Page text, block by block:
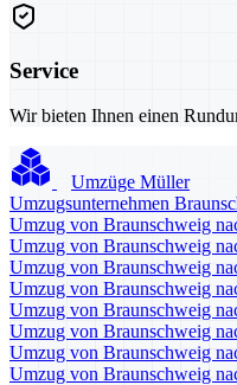
Service
Wir bieten Ihnen einen
Umzüge Müller
Umzugsunternehmen
Umzug von Braunschweig
Umzug von Braunschweig
Umzug von Braunschweig
Umzug von Braunschweig
Umzug von Braunschweig
Umzug von Braunschweig
Umzug von Braunschweig
Umzug von Braunschweig